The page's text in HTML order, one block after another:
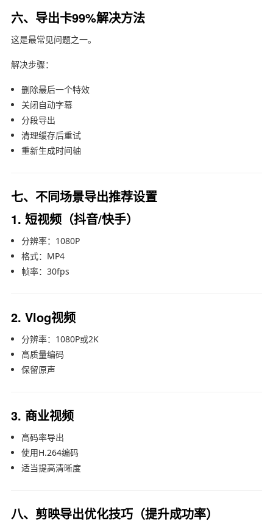
六、导出卡99%解决方法
这是最常见问题之一。
解决步骤：
删除最后一个特效
关闭自动字幕
分段导出
清理缓存后重试
重新生成时间轴
七、不同场景导出推荐设置
1. 短视频（抖音/快手）
分辨率：1080P
格式：MP4
帧率：30fps
2. Vlog视频
分辨率：1080P或2K
高质量编码
保留原声
3. 商业视频
高码率导出
使用H.264编码
适当提高清晰度
八、剪映导出优化技巧（提升成功率）